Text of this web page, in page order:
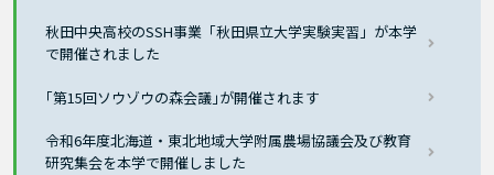
秋田中央高校のSSH事業「秋田県立大学実験実習」が本学
で開催されました
｢第15回ソウゾウの森会議｣が開催されます
令和6年度北海道・東北地域大学附属農場協議会及び教育
研究集会を本学で開催しました